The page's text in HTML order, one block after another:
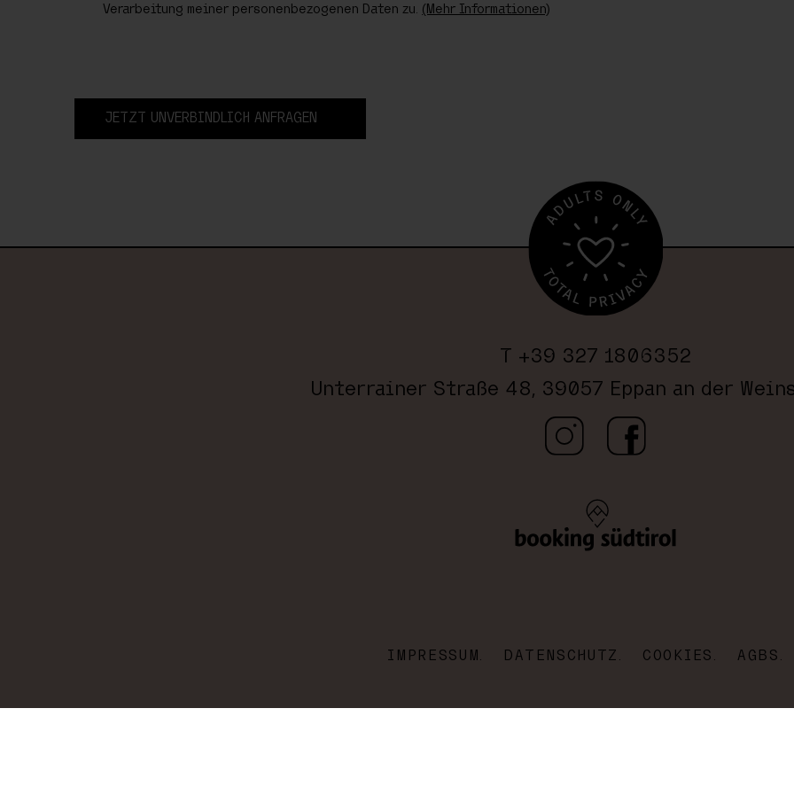
Verarbeitung meiner personenbezogenen Daten zu. (Mehr Informationen)
JETZT UNVERBINDLICH ANFRAGEN
T +39 327 1806352
Unterrainer Straße 48, 39057 Eppan an der
IMPRESSUM DATENSCHUTZ COOKIES AGBS